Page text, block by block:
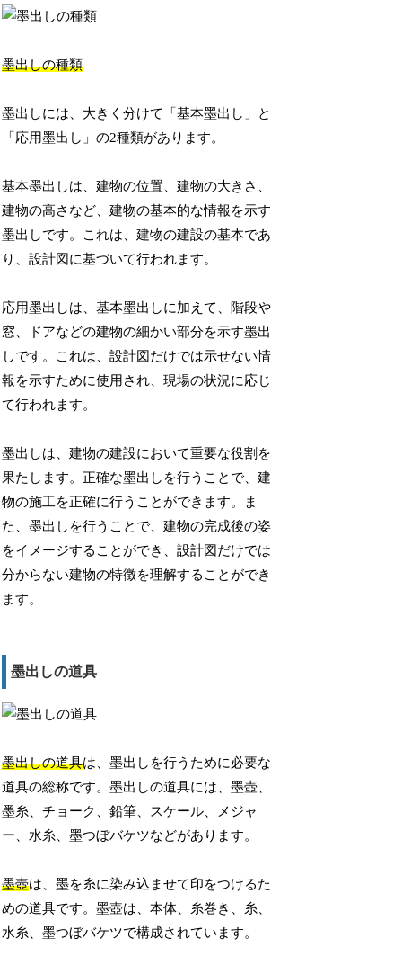
墨出しの種類
墨出しには、大きく分けて「基本墨出し」と
「応用墨出し」の2種類があります。
基本墨出しは、建物の位置、建物の大きさ、
建物の高さなど、建物の基本的な情報を示す
墨出しです。これは、建物の建設の基本であ
り、設計図に基づいて行われます。
応用墨出しは、基本墨出しに加えて、階段や
窓、ドアなどの建物の細かい部分を示す墨出
しです。これは、設計図だけでは示せない情
報を示すために使用され、現場の状況に応じ
て行われます。
墨出しは、建物の建設において重要な役割を
果たします。正確な墨出しを行うことで、建
物の施工を正確に行うことができます。ま
た、墨出しを行うことで、建物の完成後の姿
をイメージすることができ、設計図だけでは
分からない建物の特徴を理解することができ
ます。
墨出しの道具
墨出しの道具は、墨出しを行うために必要な
道具の総称です。墨出しの道具には、墨壺、
墨糸、チョーク、鉛筆、スケール、メジャ
ー、水糸、墨つぼバケツなどがあります。
墨壺は、墨を糸に染み込ませて印をつけるた
めの道具です。墨壺は、本体、糸巻き、糸、
水糸、墨つぼバケツで構成されています。